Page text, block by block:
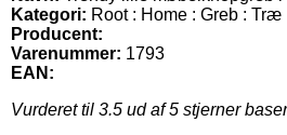
Kategori: Root : Home : Greb : Træ
Producent:
Varenummer: 1793
EAN:
Vurderet til 3.5 ud af 5 stjerner